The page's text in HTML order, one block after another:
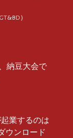
）
納豆大会で
業するのは
ウンロード